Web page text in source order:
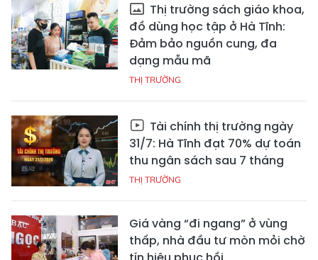
Thị trường sách giáo khoa,
đồ dùng học tập ở Hà Tĩnh:
Đảm bảo nguồn cung, đa
dạng mẫu mã
THỊ TRƯỜNG
Tài chính thị trường ngày
31/7: Hà Tĩnh đạt 70% dự toán
thu ngân sách sau 7 tháng
THỊ TRƯỜNG
Giá vàng “đi ngang” ở vùng
thấp, nhà đầu tư mòn mỏi chờ